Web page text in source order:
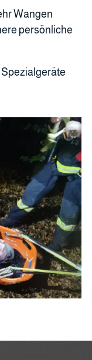
Wangen
persönliche